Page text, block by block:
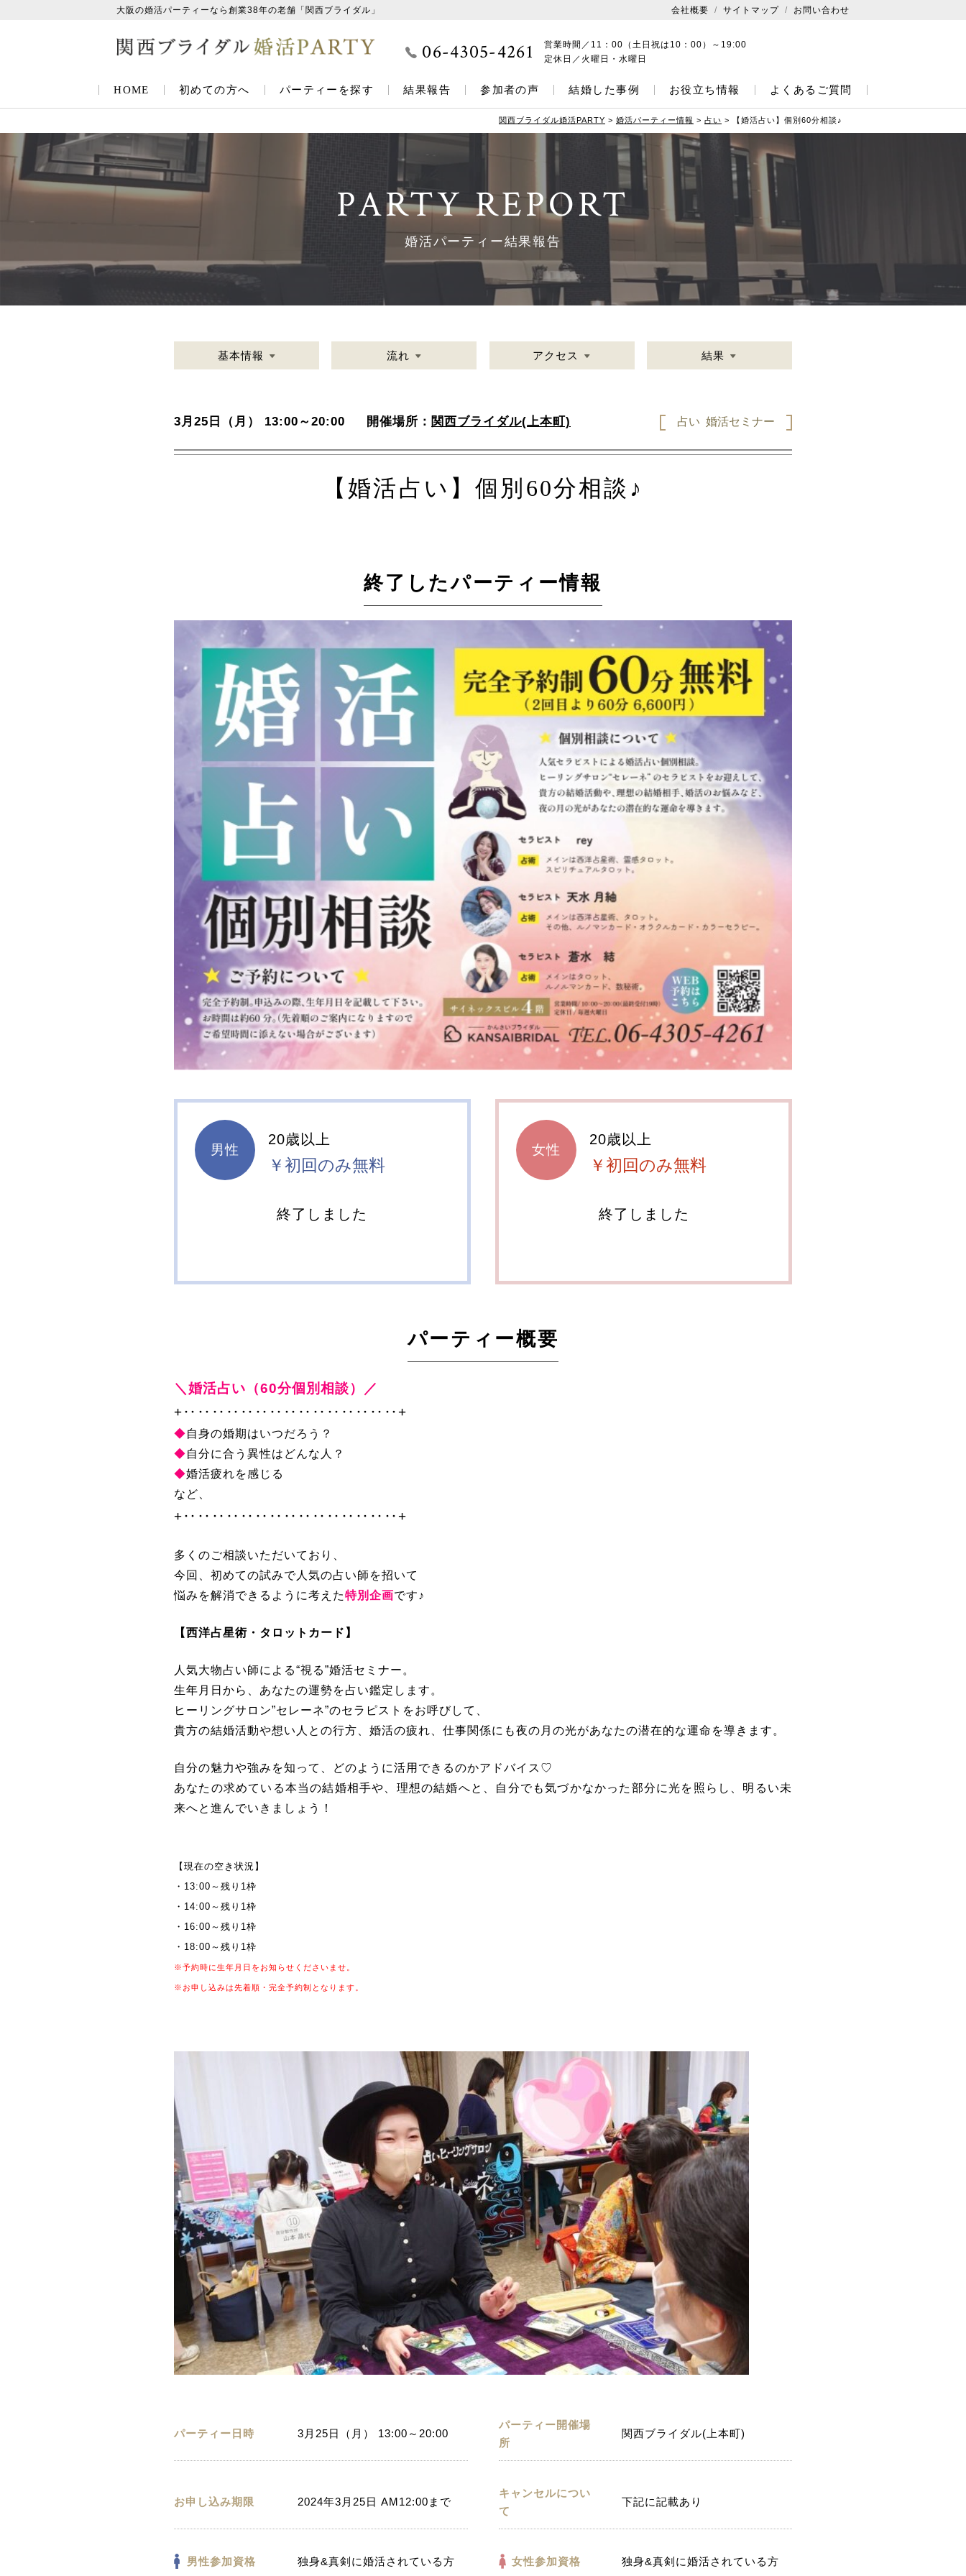
大阪の婚活パーティーなら創業38年の老舗「関西ブライダル」 会社概要 サイトマップ お問い合わせ
06-4305-4261 営業時間／ 11：00（土日祝は10：00）～19:00
定休日／ 火曜日・水曜日
HOME 初めての方へ パーティーを探す 結果報告 参加者の声 結婚した事例 お役立ち情報 よくあるご質問
関西ブライダル婚活PARTY > 婚活パーティー情報 > 占い > 【婚活占い】個別60分相談♪
PARTY REPORT
婚活パーティー結果報告
基本情報 流れ アクセス 結果
3月25日（月） 13:00～20:00 開催場所： 関西ブライダル(上本町) 占い 婚活セミナー
【婚活占い】個別60分相談♪
終了したパーティー情報
男性
20歳以上
￥初回のみ無料
終了しました
女性
20歳以上
￥初回のみ無料
終了しました
パーティー概要
＼婚活占い（60分個別相談）／
+‥‥‥‥‥‥‥‥‥‥‥‥‥‥‥+
◆自身の婚期はいつだろう？
◆自分に合う異性はどんな人？
◆婚活疲れを感じる
など、
+‥‥‥‥‥‥‥‥‥‥‥‥‥‥‥+
多くのご相談いただいており、
今回、初めての試みで人気の占い師を招いて
悩みを解消できるように考えた特別企画です♪
【西洋占星術・タロットカード】
人気大物占い師による“視る”婚活セミナー。
生年月日から、あなたの運勢を占い鑑定します。
ヒーリングサロン”セレーネ”のセラピストをお呼びして、
貴方の結婚活動や想い人との行方、婚活の疲れ、仕事関係にも夜の月の光があなたの潜在的な運命を導きます。
自分の魅力や強みを知って、どのように活用できるのかアドバイス♡
あなたの求めている本当の結婚相手や、理想の結婚へと、自分でも気づかなかった部分に光を照らし、明るい未
来へと進んでいきましょう！
【現在の空き状況】
・13:00～残り1枠
・14:00～残り1枠
・16:00～残り1枠
・18:00～残り1枠
※予約時に生年月日をお知らせくださいませ。
※お申し込みは先着順・完全予約制となります。
パーティー日時 3月25日（月） 13:00～20:00
パーティー開催場
所
関西ブライダル(上本町)
お申し込み期限 2024年3月25日 AM12:00まで
キャンセルについ
て
下記に記載あり
男性参加資格 独身&真剣に婚活されている方 女性参加資格 独身&真剣に婚活されている方